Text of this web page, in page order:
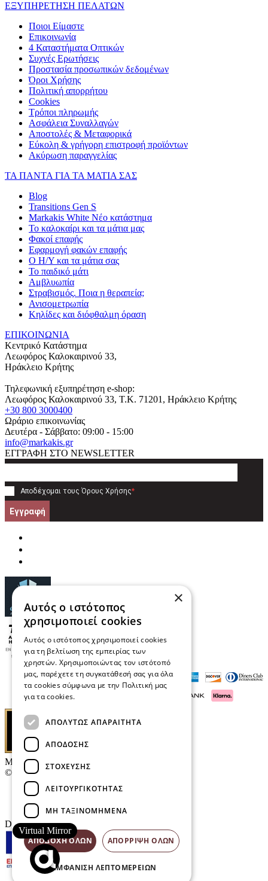
ΕΞΥΠΗΡΕΤΗΣΗ ΠΕΛΑΤΩΝ
Ποιοι Είμαστε
Επικοινωνία
4 Καταστήματα Οπτικών
Συχνές Ερωτήσεις
Προστασία προσωπικών δεδομένων
Όροι Χρήσης
Πολιτική απορρήτου
Cookies
Τρόποι πληρωμής
Ασφάλεια Συναλλαγών
Αποστολές & Μεταφορικά
Εύκολη & γρήγορη επιστροφή προϊόντων
Ακύρωση παραγγελίας
ΤΑ ΠΑΝΤΑ ΓΙΑ ΤΑ ΜΑΤΙΑ ΣΑΣ
Blog
Transitions Gen S
Markakis White Νέο κατάστημα
Το καλοκαίρι και τα μάτια μας
Φακοί επαφής
Εφαρμογή φακών επαφής
Ο Η/Υ και τα μάτια σας
Το παιδικό μάτι
Αμβλυωπία
Στραβισμός. Ποια η θεραπεία;
Ανισομετρωπία
Κηλίδες και διόφθαλμη όραση
ΕΠΙΚΟΙΝΩΝΙΑ
Κεντρικό Κατάστημα
Λεωφόρος Καλοκαιρινού 33,
Ηράκλειο Κρήτης
Τηλεφωνική εξυπηρέτηση e-shop:
Λεωφόρος Καλοκαιρινού 33, T.K. 71201, Ηράκλειο Κρήτης
+30 800 3000400
Ωράριο επικοινωνίας
Δευτέρα - Σάββατο: 09:00 - 15:00
info@markakis.gr
ΕΓΓΡΑΦΗ ΣΤΟ NEWSLETTER
Αποδέχομαι τους Όρους Χρήσης*
Εγγραφή
Μαρκάκης Οπτικά
© 2026
Επικοινωνία
E-Volution Awards
Designed & developed by
Virtual Mirror
×
Αυτός ο ιστότοπος
χρησιμοποιεί cookies
Αυτός ο ιστότοπος χρησιμοποιεί cookies
για τη βελτίωση της εμπειρίας των
χρηστών. Χρησιμοποιώντας τον ιστότοπό
μας, παρέχετε τη συγκατάθεσή σας για όλα
τα cookies σύμφωνα με την Πολιτική μας
για τα cookies.
ΑΠΟΛΎΤΩΣ ΑΠΑΡΑΊΤΗΤΑ
ΑΠΌΔΟΣΗΣ
ΣΤΌΧΕΥΣΗΣ
ΛΕΙΤΟΥΡΓΙΚΌΤΗΤΑΣ
ΜΗ ΤΑΞΙΝΟΜΗΜΈΝΑ
ΑΠΟΔΟΧΉ ΌΛΩΝ ΑΠΌΡΡΙΨΗ ΌΛΩΝ
ΕΜΦΆΝΙΣΗ ΛΕΠΤΟΜΕΡΕΙΏΝ